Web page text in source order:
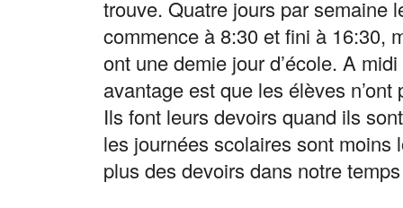
trouve. Quatre jours par semaine
commence à 8:30 et fini à 16:30,
ont une demie jour d’école. A
avantage est que les élèves
Ils font leurs devoirs quand ils
les journées scolaires sont moins
plus des devoirs dans notre